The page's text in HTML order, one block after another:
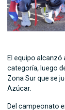
El equipo alcanzó
categoría, luego
Zona Sur que se
Azúcar.
Del campeonato